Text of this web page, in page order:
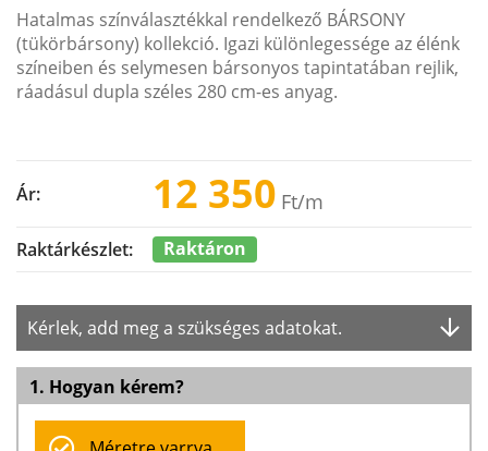
Hatalmas színválasztékkal rendelkező BÁRSONY
(tükörbársony) kollekció. Igazi különlegessége az élénk
színeiben és selymesen bársonyos tapintatában rejlik,
ráadásul dupla széles 280 cm-es anyag.
Ár: 12 350 Ft/m
Raktárkészlet: Raktáron
Kérlek, add meg a szükséges adatokat.
1. Hogyan kérem?